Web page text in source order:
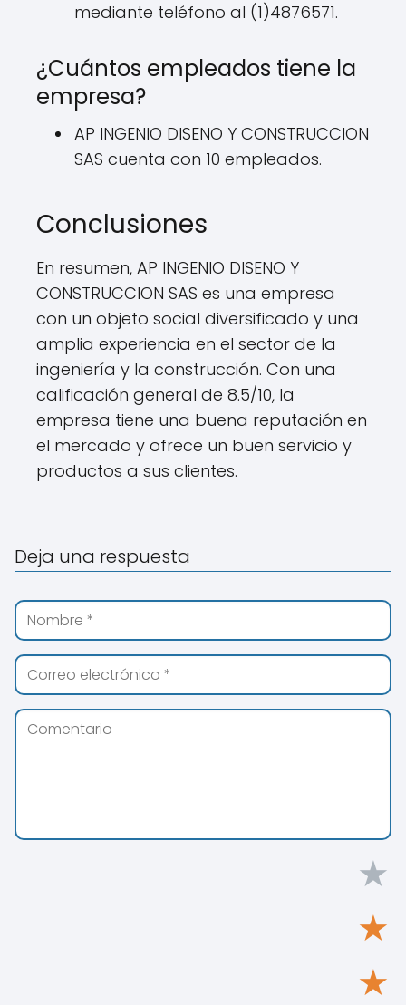
mediante teléfono al (1)4876571.
¿Cuántos empleados tiene la
empresa?
AP INGENIO DISENO Y CONSTRUCCION
SAS cuenta con 10 empleados.
Conclusiones
En resumen, AP INGENIO DISENO Y
CONSTRUCCION SAS es una empresa
con un objeto social diversificado y una
amplia experiencia en el sector de la
ingeniería y la construcción. Con una
calificación general de 8.5/10, la
empresa tiene una buena reputación en
el mercado y ofrece un buen servicio y
productos a sus clientes.
Deja una respuesta
★
★
★